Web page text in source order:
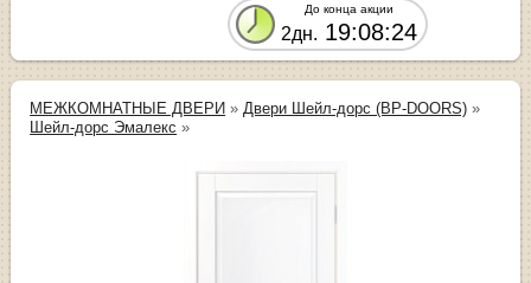
До конца акции
2дн. 19:08:24
МЕЖКОМНАТНЫЕ ДВЕРИ » Двери Шейл-дорс (BP-DOORS) »
Шейл-дорс Эмалекс »